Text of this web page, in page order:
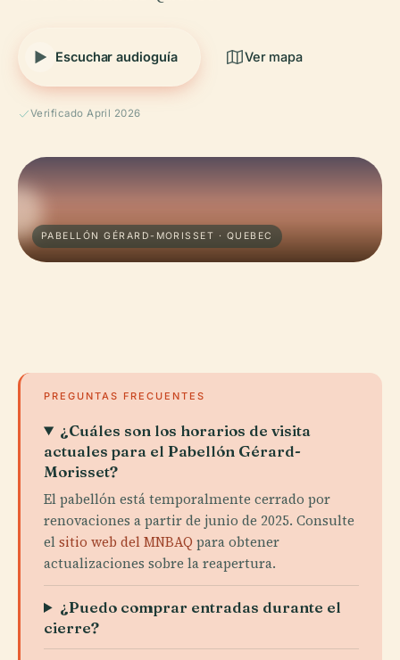
Escuchar audioguía Ver mapa
Verificado April 2026
PABELLÓN GÉRARD-MORISSET · QUEBEC
PREGUNTAS FRECUENTES
¿Cuáles son los horarios de visita
actuales para el Pabellón Gérard-
Morisset?
El pabellón está temporalmente cerrado por
renovaciones a partir de junio de 2025. Consulte
elsitio web del MNBAQ para obtener
actualizaciones sobre la reapertura.
¿Puedo comprar entradas durante el
cierre?